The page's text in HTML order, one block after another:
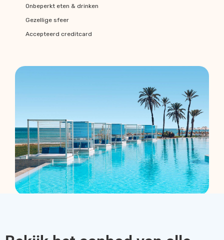
Onbeperkt eten & drinken
Gezellige sfeer
Accepteerd creditcard